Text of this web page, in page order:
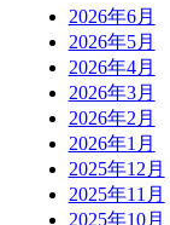
2026年6月
2026年5月
2026年4月
2026年3月
2026年2月
2026年1月
2025年12月
2025年11月
2025年10月